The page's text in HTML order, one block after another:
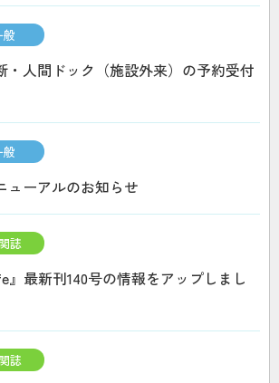
般
・人間ドック（施設外来）の予約受付
般
ューアルのお知らせ
誌
』最新刊140号の情報をアップしまし
誌